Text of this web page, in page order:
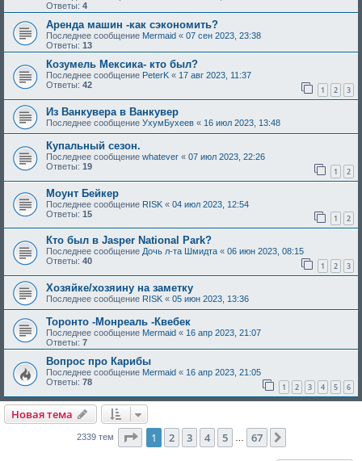
Ответы: 4
Аренда машин -как сэкономить?
Последнее сообщение Mermaid « 07 сен 2023, 23:38
Ответы: 13
Козумель Мексика- кто был?
Последнее сообщение PeterK « 17 авг 2023, 11:37
Ответы: 42 1 2 3
Из Ванкувера в Ванкувер
Последнее сообщение УхумБухеев « 16 июл 2023, 13:48
Купальный сезон.
Последнее сообщение whatever « 07 июл 2023, 22:26
Ответы: 19 1 2
Моунт Бейкер
Последнее сообщение RISK « 04 июл 2023, 12:54
Ответы: 15 1 2
Кто был в Jasper National Park?
Последнее сообщение Дочь л-та Шмидта « 06 июн 2023, 08:15
Ответы: 40 1 2 3
Хозяйке/хозяину на заметку
Последнее сообщение RISK « 05 июн 2023, 13:36
Торонто -Монреаль -Квебек
Последнее сообщение Mermaid « 16 апр 2023, 21:07
Ответы: 7
Вопрос про Карибы
Последнее сообщение Mermaid « 16 апр 2023, 21:05
Ответы: 78 1 2 3 4 5 6
Новая тема
2339 тем Страница из 67
1 2 3 4 5 67